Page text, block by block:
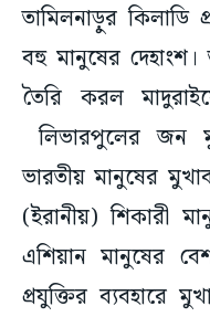
তামিলনাড়ুর কিলাডি
বহু মানুষের
তৈরি করল
লিভারপুলের জন
ভারতীয় মানুষের
(ইরানীয়) শিকারী
এশিয়ান মানুষের
প্রযুক্তির ব্যবহারে